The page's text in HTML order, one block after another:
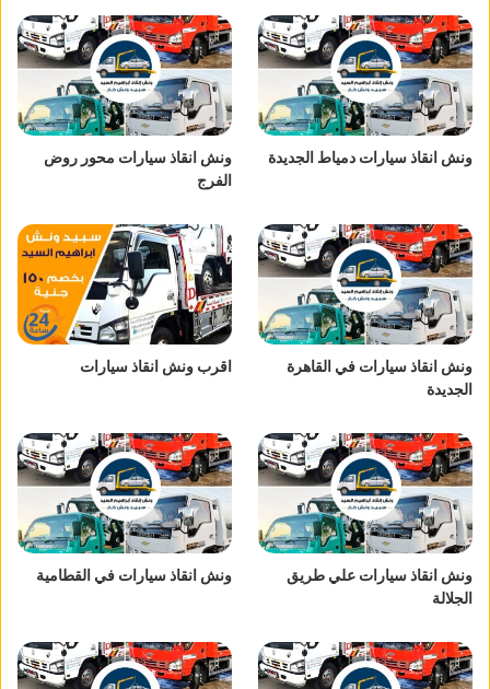
ونش انقاذ سيارات دمياط الجديدة
ونش انقاذ سيارات محور روض
الفرج
ونش انقاذ سيارات في القاهرة
الجديدة
اقرب ونش انقاذ سيارات
ونش انقاذ سيارات علي طريق
الجلالة
ونش انقاذ سيارات في القطامية